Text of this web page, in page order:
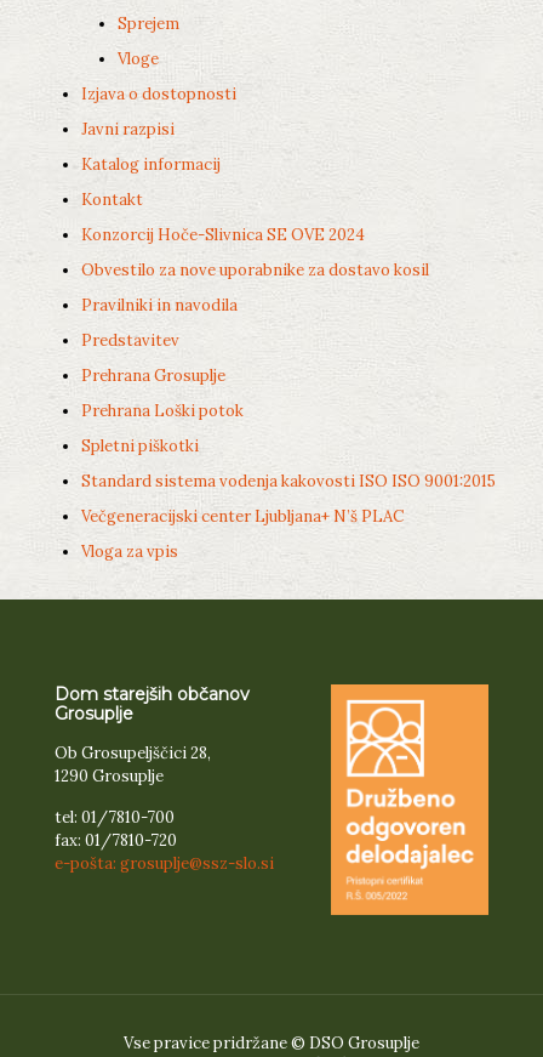
Sprejem
Vloge
Izjava o dostopnosti
Javni razpisi
Katalog informacij
Kontakt
Konzorcij Hoče-Slivnica SE OVE 2024
Obvestilo za nove uporabnike za dostavo kosil
Pravilniki in navodila
Predstavitev
Prehrana Grosuplje
Prehrana Loški potok
Spletni piškotki
Standard sistema vodenja kakovosti ISO ISO 9001:2015
Večgeneracijski center Ljubljana+ N’š PLAC
Vloga za vpis
Dom starejših občanov
Grosuplje
Ob Grosupeljščici 28,
1290 Grosuplje
tel: 01/7810-700
fax: 01/7810-720
e-pošta: grosuplje@ssz-slo.si
Vse pravice pridržane © DSO Grosuplje